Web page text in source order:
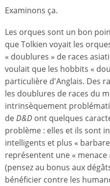
Examinons ça.
Les orques sont un bon
que Tolkien voyait les
« doublures » de races
voulait que les hobbits «
particulière d'Anglais. Des
les doublures de races du
intrinsèquement
deD&D ont quelques
problème : elles et ils sont
intelligents et plus «
représentent une «
(pensez au bonus aux
bénéficier contre les